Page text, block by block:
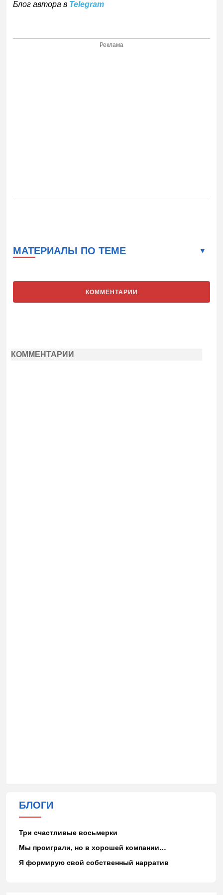
Блог автора в Telegram
Реклама
МАТЕРИАЛЫ ПО ТЕМЕ
КОММЕНТАРИИ
КОММЕНТАРИИ
БЛОГИ
Три счастливые восьмерки
Мы проиграли, но в хорошей компании…
Я формирую свой собственный нарратив